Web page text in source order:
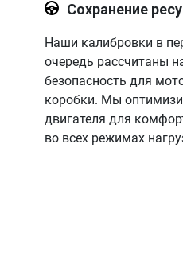
Сохранение
Наши калибровки в
очередь рассчитаны
безопасность для
коробки. Мы
двигателя для
во всех режимах